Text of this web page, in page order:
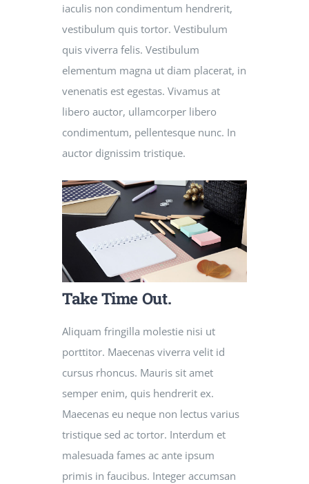
iaculis non condimentum hendrerit,
vestibulum quis tortor. Vestibulum
quis viverra felis. Vestibulum
elementum magna ut diam placerat, in
venenatis est egestas. Vivamus at
libero auctor, ullamcorper libero
condimentum, pellentesque nunc. In
auctor dignissim tristique.
Take Time Out.
Aliquam fringilla molestie nisi ut
porttitor. Maecenas viverra velit id
cursus rhoncus. Mauris sit amet
semper enim, quis hendrerit ex.
Maecenas eu neque non lectus varius
tristique sed ac tortor. Interdum et
malesuada fames ac ante ipsum
primis in faucibus. Integer accumsan